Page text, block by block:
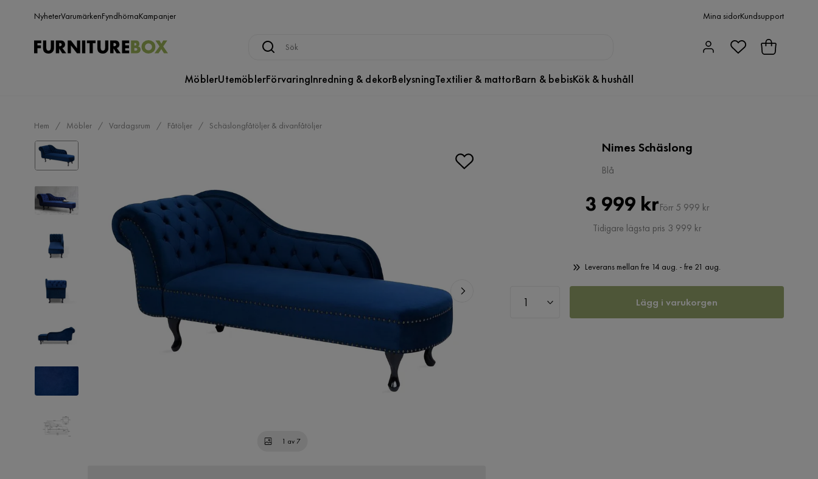
NyheterVarumärkenFyndhörnaKampanjer Mina sidorKundsupport
MöblerUtemöblerFörvaringInredning & dekorBelysningTextilier & mattorBarn & bebisKök & hushåll
Hem Möbler Vardagsrum Fåtöljer Schäslongfåtöljer & divanfåtöljer
1 av 7
Nimes Schäslong
Blå
Pris
3 999 krOriginal
Pris
Förr 5 999 kr
Tidigare lägsta pris 3 999 kr
Leverans mellan fre 14 aug. - fre 21 aug.
Lägg i varukorgen